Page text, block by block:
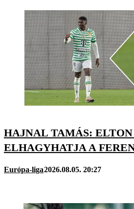
HAJNAL TAMÁS:
ELHAGYHATJA A
Európa-liga2026.08.05. 20:27